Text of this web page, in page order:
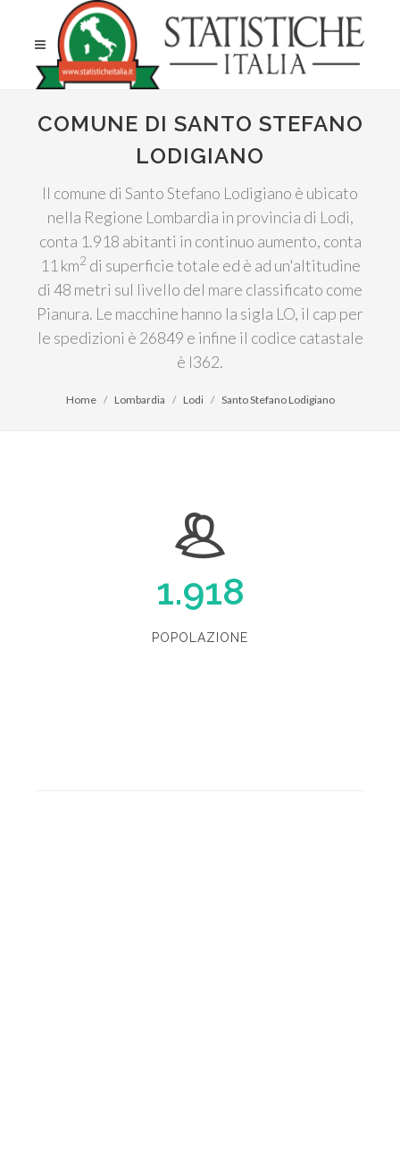
COMUNE DI SANTO STEFANO
LODIGIANO
Il comune di Santo Stefano Lodigiano è ubicato
nella Regione Lombardia in provincia di Lodi,
conta 1.918 abitanti in continuo aumento, conta
11 km2 di superficie totale ed è ad un'altitudine
di 48 metri sul livello del mare classificato come
Pianura. Le macchine hanno la sigla LO, il cap per
le spedizioni è 26849 e infine il codice catastale
è I362.
Home Lombardia Lodi Santo Stefano Lodigiano
1.918
POPOLAZIONE